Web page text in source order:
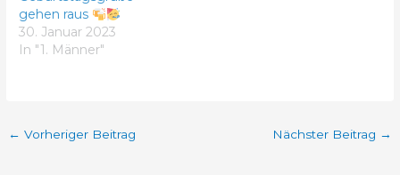
gehen raus
30. Januar 2023
In "1. Männer"
← Vorheriger Beitrag Nächster Beitrag →